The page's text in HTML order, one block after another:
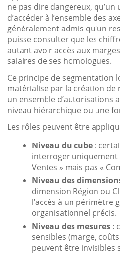
ne pas dire dangereux,
d’accéder à l’ensemble des
généralement admis qu’un
puisse consulter que les
autant avoir accès aux
salaires de ses homologues.
Ce principe de segmentation
matérialise par la création
un ensemble d’autorisations
niveau hiérarchique ou une
Les rôles peuvent être
Niveau du cube :
interroger uniquement
Ventes » mais pas «
Niveau des
dimension Région ou
l’accès à un périmètre
organisationnel précis.
Niveau des mesures :
sensibles (marge,
peuvent être invisibles